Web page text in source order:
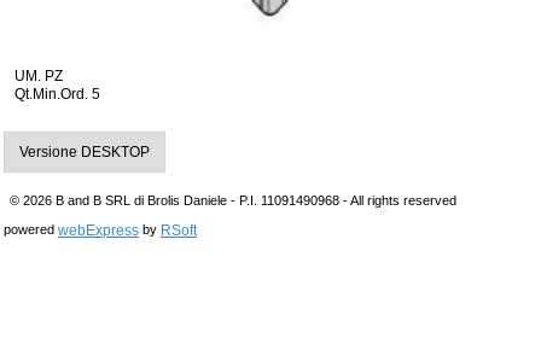
UM. PZ
Qt.Min.Ord. 5
Versione DESKTOP
© 2026 B and B SRL di Brolis Daniele - P.I. 11091490968 - All rights reserved
powered webExpress by RSoft